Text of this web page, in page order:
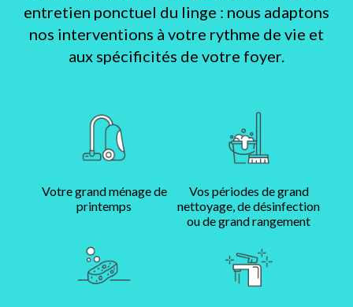
entretien ponctuel du linge : nous adaptons
nos interventions à votre rythme de vie et
aux spécificités de votre foyer.
Votre grand ménage de
printemps
Vos périodes de grand
nettoyage, de désinfection
ou de grand rangement